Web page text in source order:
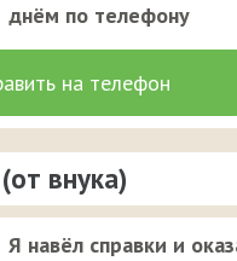
днём по телефону
внука)
Я навёл справки и